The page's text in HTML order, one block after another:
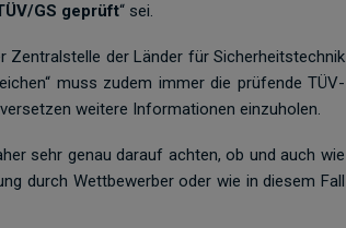
GS geprüft“ sei.
Zentralstelle der Länder für Sicherheitstechnik
muss zudem immer die prüfende TÜV-
weitere Informationen einzuholen.
sehr genau darauf achten, ob und auch wie
durch Wettbewerber oder wie in diesem Fall